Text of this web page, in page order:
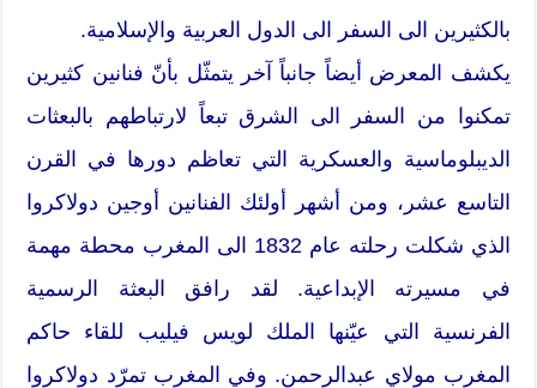
بالكثيرين الى السفر الى الدول العربية والإسلامية.
يكشف المعرض أيضاً جانباً آخر يتمثّل بأنّ فنانين كثيرين
تمكنوا من السفر الى الشرق تبعاً لارتباطهم بالبعثات
الديبلوماسية والعسكرية التي تعاظم دورها في القرن
التاسع عشر، ومن أشهر أولئك الفنانين أوجين دولاكروا
الذي شكلت رحلته عام 1832 الى المغرب محطة مهمة
في مسيرته الإبداعية. لقد رافق البعثة الرسمية
الفرنسية التي عيّنها الملك لويس فيليب للقاء حاكم
المغرب مولاي عبدالرحمن. وفي المغرب تمرّد دولاكروا